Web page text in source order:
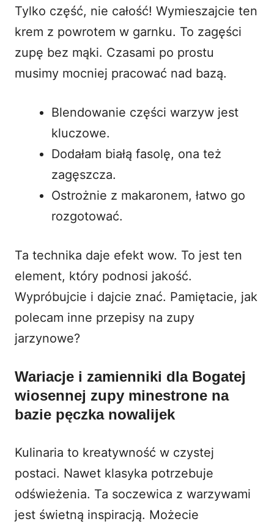
Tylko część, nie całość! Wymieszajcie ten
krem z powrotem w garnku. To zagęści
zupę bez mąki. Czasami po prostu
musimy mocniej pracować nad bazą.
Blendowanie części warzyw jest
kluczowe.
Dodałam białą fasolę, ona też
zagęszcza.
Ostrożnie z makaronem, łatwo go
rozgotować.
Ta technika daje efekt wow. To jest ten
element, który podnosi jakość.
Wypróbujcie i dajcie znać. Pamiętacie, jak
polecam inne przepisy na zupy
jarzynowe?
Wariacje i zamienniki dla Bogatej
wiosennej zupy minestrone na
bazie pęczka nowalijek
Kulinaria to kreatywność w czystej
postaci. Nawet klasyka potrzebuje
odświeżenia. Ta soczewica z warzywami
jest świetną inspiracją. Możecie